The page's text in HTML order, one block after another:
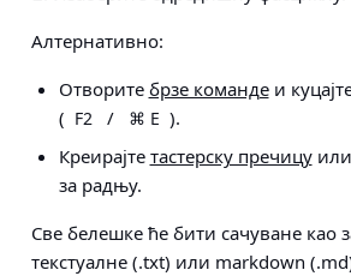
Алтернативно:
Отворите брзе командеи
( F2 / ⌘ E ).
Креирајте тастерску пречицуили
за радњу.
Све белешке ће бити сачуване као
текстуалне (.txt) или markdown